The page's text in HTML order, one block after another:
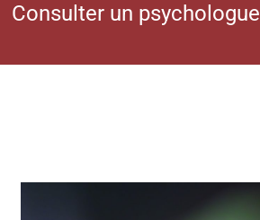
Consulter un psychologue